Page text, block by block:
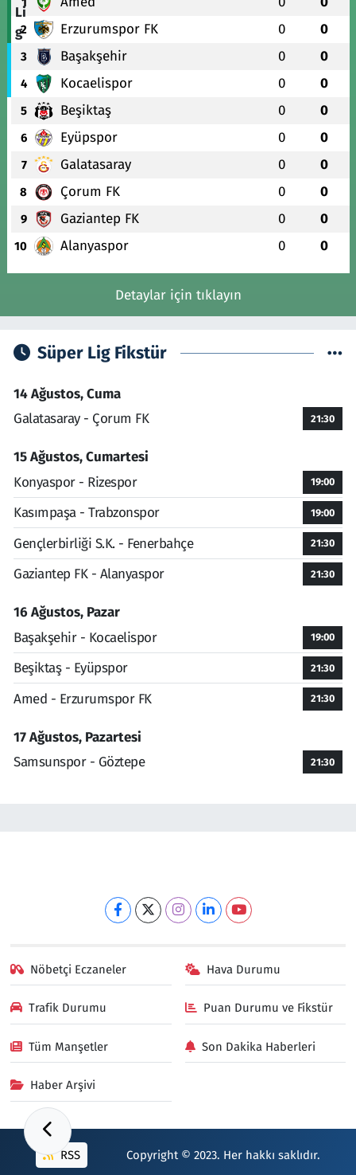
2 Erzurumspor FK 0 0
3 Başakşehir 0 0
4 Kocaelispor 0 0
5 Beşiktaş 0 0
6 Eyüpspor 0 0
7 Galatasaray 0 0
8 Çorum FK 0 0
9 Gaziantep FK 0 0
10 Alanyaspor 0 0
Detaylar için tıklayın
Süper Lig Fikstür
14 Ağustos, Cuma
Galatasaray - Çorum FK
21:30
15 Ağustos, Cumartesi
Konyaspor - Rizespor
19:00
Kasımpaşa - Trabzonspor 19:00
Gençlerbirliği S.K. - Fenerbahçe 21:30
Gaziantep FK - Alanyaspor 21:30
16 Ağustos, Pazar
Başakşehir - Kocaelispor
19:00
Beşiktaş - Eyüpspor 21:30
Amed - Erzurumspor FK 21:30
17 Ağustos, Pazartesi
Samsunspor - Göztepe
21:30
Nöbetçi Eczaneler Hava Durumu
Trafik Durumu Puan Durumu ve Fikstür
Tüm Manşetler Son Dakika Haberleri
Haber Arşivi
RSS Copyright © 2023. Her hakkı saklıdır.